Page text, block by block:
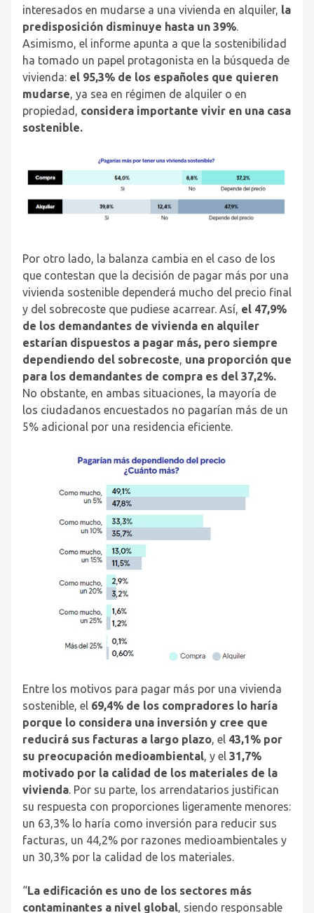
interesados en mudarse a una vivienda en alquiler, la
predisposición disminuye hasta un 39%.
Asimismo, el informe apunta a que la sostenibilidad
ha tomado un papel protagonista en la búsqueda de
vivienda: el 95,3% de los españoles que quieren
mudarse, ya sea en régimen de alquiler o en
propiedad, considera importante vivir en una casa
sostenible.
Por otro lado, la balanza cambia en el caso de los
que contestan que la decisión de pagar más por una
vivienda sostenible dependerá mucho del precio final
y del sobrecoste que pudiese acarrear. Así, el 47,9%
de los demandantes de vivienda en alquiler
estarían dispuestos a pagar más, pero siempre
dependiendo del sobrecoste, una proporción que
para los demandantes de compra es del 37,2%.
No obstante, en ambas situaciones, la mayoría de
los ciudadanos encuestados no pagarían más de un
5% adicional por una residencia eficiente.
Entre los motivos para pagar más por una vivienda
sostenible, el 69,4% de los compradores lo haría
porque lo considera una inversión y cree que
reducirá sus facturas a largo plazo, el 43,1% por
su preocupación medioambiental, y el 31,7%
motivado por la calidad de los materiales de la
vivienda. Por su parte, los arrendatarios justifican
su respuesta con proporciones ligeramente menores:
un 63,3% lo haría como inversión para reducir sus
facturas, un 44,2% por razones medioambientales y
un 30,3% por la calidad de los materiales.
“La edificación es uno de los sectores más
contaminantes a nivel global, siendo responsable